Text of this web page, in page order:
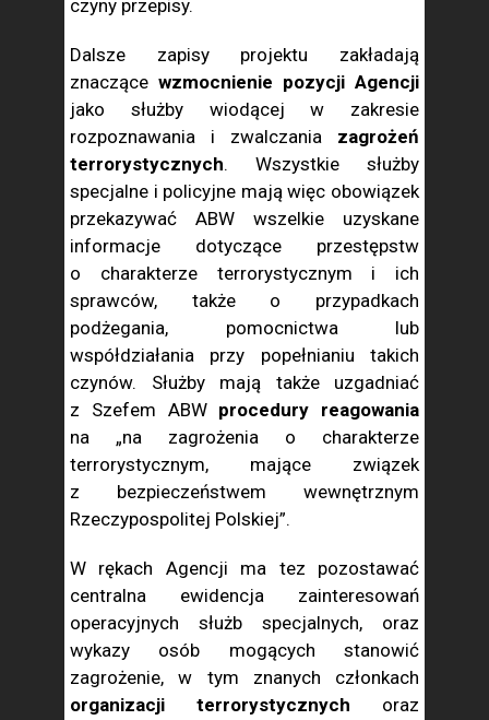
czyny przepisy.
Dalsze zapisy projektu zakładają
znaczące wzmocnienie pozycji Agencji
jako służby wiodącej w zakresie
rozpoznawania i zwalczania zagrożeń
terrorystycznych. Wszystkie służby
specjalne i policyjne mają więc obowiązek
przekazywać ABW wszelkie uzyskane
informacje dotyczące przestępstw
o charakterze terrorystycznym i ich
sprawców, także o przypadkach
podżegania, pomocnictwa lub
współdziałania przy popełnianiu takich
czynów. Służby mają także uzgadniać
z Szefem ABW procedury reagowania
na „na zagrożenia o charakterze
terrorystycznym, mające związek
z bezpieczeństwem wewnętrznym
Rzeczypospolitej Polskiej”.
W rękach Agencji ma tez pozostawać
centralna ewidencja zainteresowań
operacyjnych służb specjalnych, oraz
wykazy osób mogących stanowić
zagrożenie, w tym znanych członkach
organizacji terrorystycznych oraz